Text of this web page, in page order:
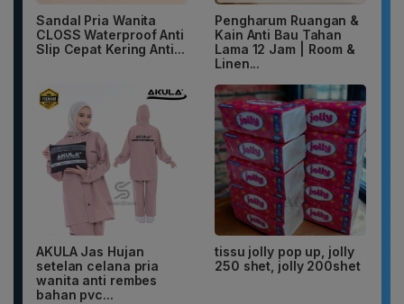
Sandal Pria Wanita
CLOSS Waterproof Anti
Slip Cepat Kering Anti...
Pengharum Ruangan &
Kain Anti Bau Tahan
Lama 12 Jam | Room &
Linen...
AKULA Jas Hujan
setelan celana pria
wanita anti rembes
bahan pvc...
tissu jolly pop up, jolly
250 shet, jolly 200shet